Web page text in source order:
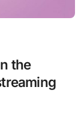
the